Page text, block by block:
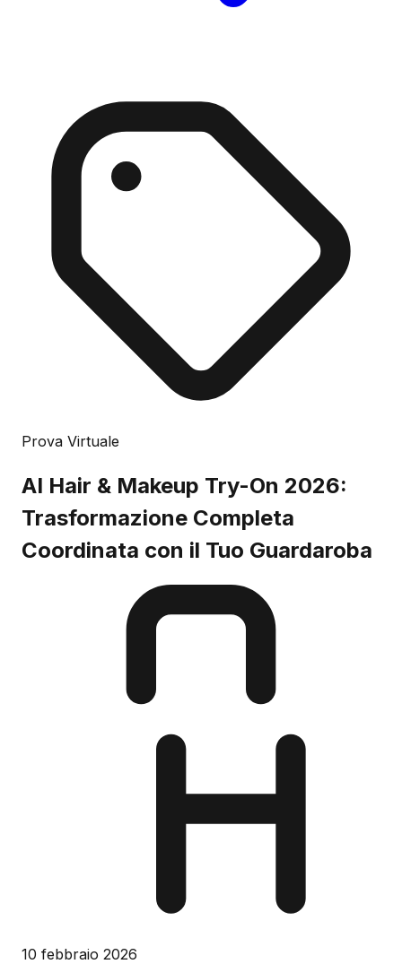
Prova Virtuale
AI Hair & Makeup Try-On 2026:
Trasformazione Completa
Coordinata con il Tuo Guardaroba
10 febbraio 2026